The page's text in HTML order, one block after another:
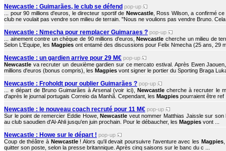
Newcastle : Guimarães, le club se défend pop-up
... pour 90 millions d'euros, le directeur sportif de Newcastle, Ross Wilson, a confirmé
club ne voulait pas vendre son milieu de terrain. "Nous ne voulions pas vendre Bruno.
Newcastle : Nmecha pour remplacer Guimaraes ? pop-up
... ainement contre un chèque de 90 millions d'euros,Newcastle cherche un milieu de
Selon L'Equipe, les Magpies ont entamé des discussions pour Felix Nmecha (25 ans, 29
Newcastle : un gardien arrive pour 29 M€ pop-up
Newcastle va recruter un deuxième gardien sur ce mercato estival. Après Ewen
millions d'euros (bonus compris), les Magpies vont signer le portier du Sporting Braga
Newcastle : Froholdt pour oublier Guimarães ? pop-up
... e départ de Bruno Guimarães à Arsenal (voir ici), Newcastlecherche à recruter le
d'après le journal portugais Correio da Manhã. Cependant, les Magpies pourraient être ref
Newcastle : le nouveau coach recruté pour 11 M€ pop-up
Sur le point de remercier Eddie Howe,Newcastle veut nommer Matthias Jaissle sur
au club saoudien d'Al-Ahli jusqu'en juin prochain. Pour le débaucher, les Magpies vont ...
Newcastle : Howe sur le départ ! pop-up
Coup de théâtre à Newcastle! Alors qu'il devait poursuivre l'aventure avec les Magpies,
quitter son poste, selon la presse britannique. Après cinq saisons sur le banc du c ...